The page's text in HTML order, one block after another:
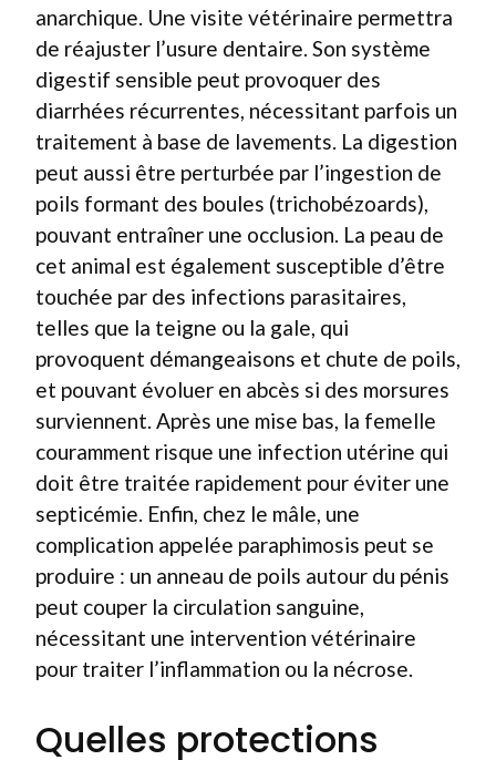
anarchique. Une visite vétérinaire permettra
de réajuster l’usure dentaire. Son système
digestif sensible peut provoquer des
diarrhées récurrentes, nécessitant parfois un
traitement à base de lavements. La digestion
peut aussi être perturbée par l’ingestion de
poils formant des boules (trichobézoards),
pouvant entraîner une occlusion. La peau de
cet animal est également susceptible d’être
touchée par des infections parasitaires,
telles que la teigne ou la gale, qui
provoquent démangeaisons et chute de poils,
et pouvant évoluer en abcès si des morsures
surviennent. Après une mise bas, la femelle
couramment risque une infection utérine qui
doit être traitée rapidement pour éviter une
septicémie. Enfin, chez le mâle, une
complication appelée paraphimosis peut se
produire : un anneau de poils autour du pénis
peut couper la circulation sanguine,
nécessitant une intervention vétérinaire
pour traiter l’inflammation ou la nécrose.
Quelles protections